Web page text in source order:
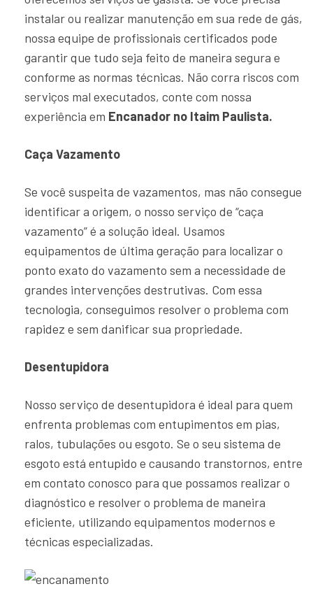
instalar ou realizar manutenção em sua rede de gás,
nossa equipe de profissionais certificados pode
garantir que tudo seja feito de maneira segura e
conforme as normas técnicas. Não corra riscos com
serviços mal executados, conte com nossa
experiência em Encanador no Itaim Paulista.
Caça Vazamento
Se você suspeita de vazamentos, mas não consegue
identificar a origem, o nosso serviço de “caça
vazamento” é a solução ideal. Usamos
equipamentos de última geração para localizar o
ponto exato do vazamento sem a necessidade de
grandes intervenções destrutivas. Com essa
tecnologia, conseguimos resolver o problema com
rapidez e sem danificar sua propriedade.
Desentupidora
Nosso serviço de desentupidora é ideal para quem
enfrenta problemas com entupimentos em pias,
ralos, tubulações ou esgoto. Se o seu sistema de
esgoto está entupido e causando transtornos, entre
em contato conosco para que possamos realizar o
diagnóstico e resolver o problema de maneira
eficiente, utilizando equipamentos modernos e
técnicas especializadas.